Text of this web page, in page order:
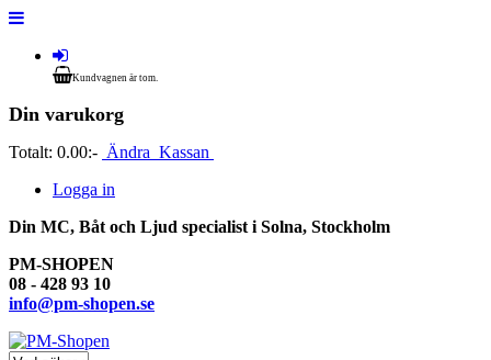
Kundvagnen är tom.
Din varukorg
Totalt: 0.00:- Ändra Kassan
Logga in
Din MC, Båt och Ljud specialist i Solna, Stockholm
PM-SHOPEN
08 - 428 93 10
info@pm-shopen.se